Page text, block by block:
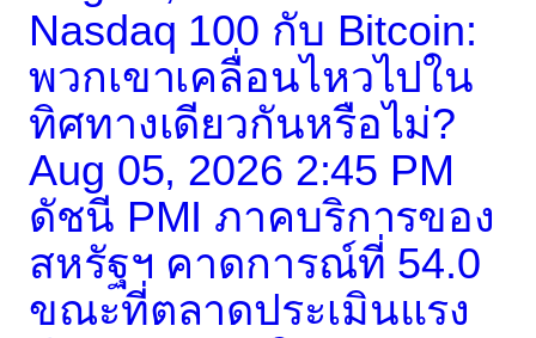
Nasdaq 100 กับ Bitcoin:
พวกเขาเคลื่อนไหวไปใน
ทิศทางเดียวกันหรือไม่?
Aug 05, 2026 2:45 PM
ดัชนี PMI ภาคบริการของ
สหรัฐฯ คาดการณ์ที่ 54.0
ขณะที่ตลาดประเมินแรง